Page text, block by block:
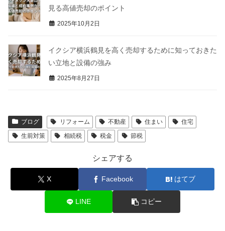
見る高値売却のポイント
2025年10月2日
イクシア横浜鶴見を高く売却するために知っておきた
い立地と設備の強み
2025年8月27日
ブログ リフォーム 不動産 住まい
住宅
生前対策
相続税 税金 節税
シェアする
X Facebook はてブ
LINE コピー